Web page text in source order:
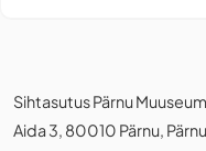
Sihtasutus Pärnu Muuseum
Aida 3, 80010 Pärnu,